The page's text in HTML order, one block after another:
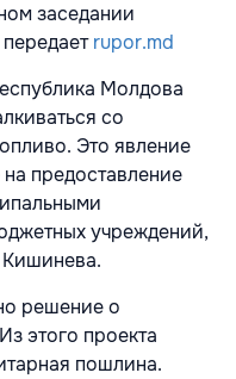
заседании
rupor.md
Молдова
со
Это явление
предоставление
учреждений,
Кишинева.
решение о
этого проекта
пошлина.